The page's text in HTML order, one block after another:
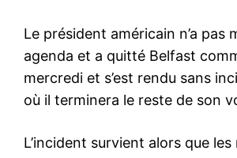
Le président américain n’a pas
agenda et a quitté Belfast
mercredi et s’est rendu sans
où il terminera le reste de son
L’incident survient alors que